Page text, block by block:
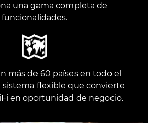
una gama completa de
funcionalidades.
más de 60 países en todo el
sistema flexible que convierte
en oportunidad de negocio.